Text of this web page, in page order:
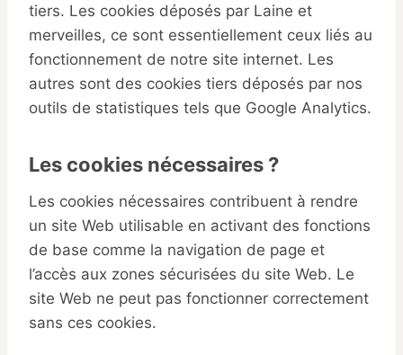
tiers. Les cookies déposés par Laine et
merveilles, ce sont essentiellement ceux liés au
fonctionnement de notre site internet. Les
autres sont des cookies tiers déposés par nos
outils de statistiques tels que Google Analytics.
Les cookies nécessaires ?
Les cookies nécessaires contribuent à rendre
un site Web utilisable en activant des fonctions
de base comme la navigation de page et
l’accès aux zones sécurisées du site Web. Le
site Web ne peut pas fonctionner correctement
sans ces cookies.